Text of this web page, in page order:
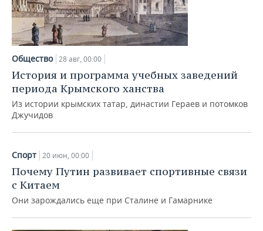
Общество 28 авг, 00:00
История и программа учебных заведений
периода Крымского ханства
Из истории крымских татар, династии Гераев и потомков
Джучидов
Спорт 20 июн, 00:00
Почему Путин развивает спортивные связи
с Китаем
Они зарождались еще при Сталине и Гамарнике